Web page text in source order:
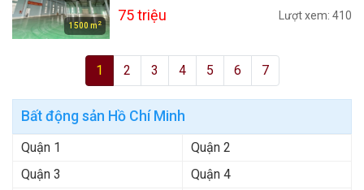
1500 m 2 75 triệu Lượt xem: 410
1 2 3 4 5 6 7
Bất động sản Hồ Chí Minh
Quận 1
Quận 2
Quận 3
Quận 4